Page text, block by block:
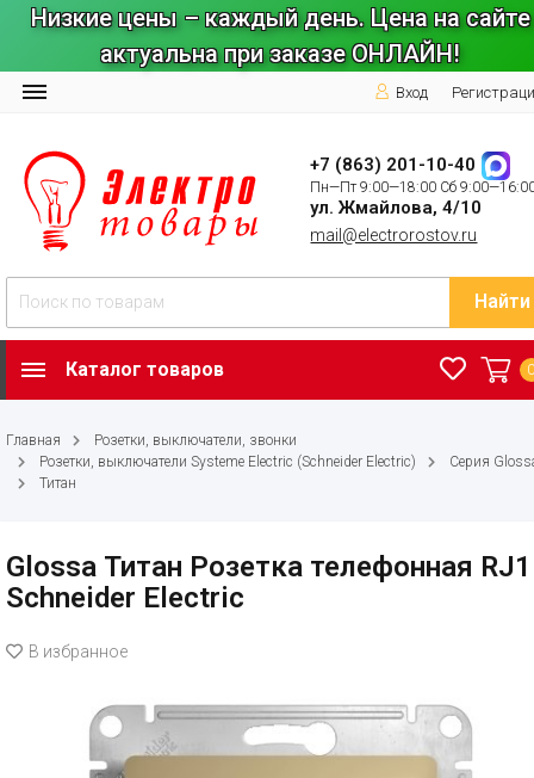
Низкие цены – каждый день. Цена на сайте
актуальна при заказе ОНЛАЙН!
Вход
+7 (863) 201-10-40
Пн—Пт 9:00—18:00 Сб
ул. Жмайлова, 4/10
mail@electrorostov.ru
Найти
Каталог товаров
Главная
Розетки, выключатели, звонки
Розетки, выключатели Systeme Electric (Schneider Electric)
Серия
Титан
Glossa Титан Розетка телефонная
Schneider Electric
В избранное